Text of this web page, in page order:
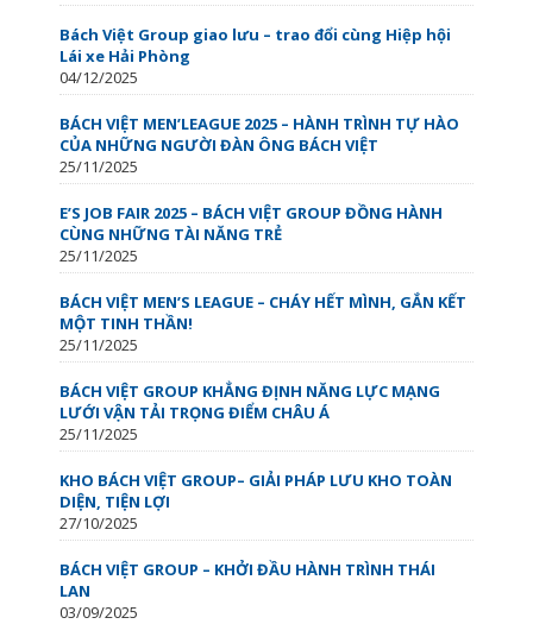
Bách Việt Group giao lưu – trao đổi cùng Hiệp hội
Lái xe Hải Phòng
04/12/2025
BÁCH VIỆT MEN’LEAGUE 2025 – HÀNH TRÌNH TỰ HÀO
CỦA NHỮNG NGƯỜI ĐÀN ÔNG BÁCH VIỆT
25/11/2025
E’S JOB FAIR 2025 – BÁCH VIỆT GROUP ĐỒNG HÀNH
CÙNG NHỮNG TÀI NĂNG TRẺ
25/11/2025
BÁCH VIỆT MEN’S LEAGUE – CHÁY HẾT MÌNH, GẮN KẾT
MỘT TINH THẦN!
25/11/2025
BÁCH VIỆT GROUP KHẲNG ĐỊNH NĂNG LỰC MẠNG
LƯỚI VẬN TẢI TRỌNG ĐIỂM CHÂU Á
25/11/2025
KHO BÁCH VIỆT GROUP– GIẢI PHÁP LƯU KHO TOÀN
DIỆN, TIỆN LỢI
27/10/2025
BÁCH VIỆT GROUP – KHỞI ĐẦU HÀNH TRÌNH THÁI
LAN
03/09/2025